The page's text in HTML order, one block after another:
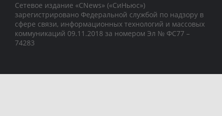
Сетевое издание «CNews» («СиНьюс»)
зарегистрировано Федеральной службой по надзору в
сфере связи, информационных технологий и массовых
коммуникаций 09.11.2018 за номером Эл № ФС77 –
74283